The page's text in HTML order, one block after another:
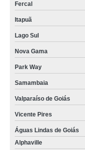
Fercal
Itapuã
Lago Sul
Nova Gama
Park Way
Samambaia
Valparaíso de Goiás
Vicente Pires
Águas Lindas de Goiás
Alphaville